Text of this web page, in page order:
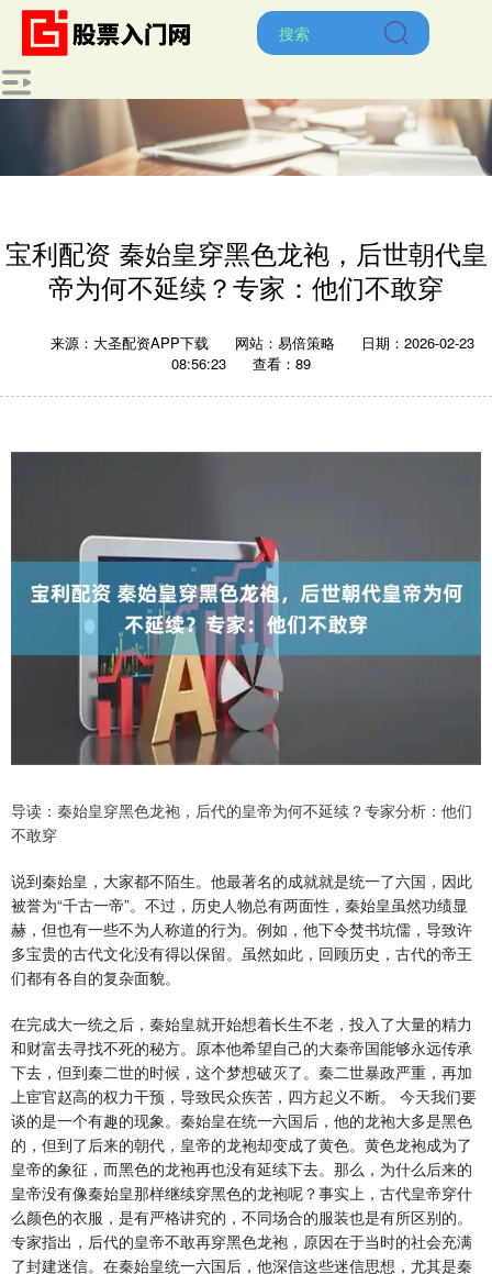
宝利配资 秦始皇穿黑色龙袍，后世朝代皇
帝为何不延续？专家：他们不敢穿
来源：大圣配资APP下载 网站：易倍策略
日期：2026-02-23
08:56:23
查看：89
导读：秦始皇穿黑色龙袍，后代的皇帝为何不延续？专家分析：他们
不敢穿
说到秦始皇，大家都不陌生。他最著名的成就就是统一了六国，因此
被誉为“千古一帝”。不过，历史人物总有两面性，秦始皇虽然功绩显
赫，但也有一些不为人称道的行为。例如，他下令焚书坑儒，导致许
多宝贵的古代文化没有得以保留。虽然如此，回顾历史，古代的帝王
们都有各自的复杂面貌。
在完成大一统之后，秦始皇就开始想着长生不老，投入了大量的精力
和财富去寻找不死的秘方。原本他希望自己的大秦帝国能够永远传承
下去，但到秦二世的时候，这个梦想破灭了。秦二世暴政严重，再加
上宦官赵高的权力干预，导致民众疾苦，四方起义不断。 今天我们要
谈的是一个有趣的现象。秦始皇在统一六国后，他的龙袍大多是黑色
的，但到了后来的朝代，皇帝的龙袍却变成了黄色。黄色龙袍成为了
皇帝的象征，而黑色的龙袍再也没有延续下去。那么，为什么后来的
皇帝没有像秦始皇那样继续穿黑色的龙袍呢？事实上，古代皇帝穿什
么颜色的衣服，是有严格讲究的，不同场合的服装也是有所区别的。
专家指出，后代的皇帝不敢再穿黑色龙袍，原因在于当时的社会充满
了封建迷信。在秦始皇统一六国后，他深信这些迷信思想，尤其是秦